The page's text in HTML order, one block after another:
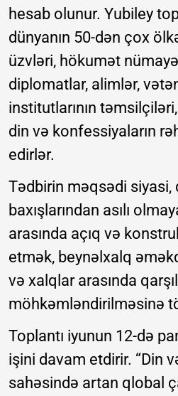
hesab olunur. Yubiley
dünyanın 50-dən çox
üzvləri, hökumət
diplomatlar, alimlər,
institutlarının
din və konfessiyaların
edirlər.
Tədbirin məqsədi siyasi,
baxışlarından asılı
arasında açıq və
etmək, beynəlxalq
və xalqlar arasında
möhkəmləndirilməsinə
Toplantı iyunun 12-də
işini davam etdirir. “Din
sahəsində artan qlobal